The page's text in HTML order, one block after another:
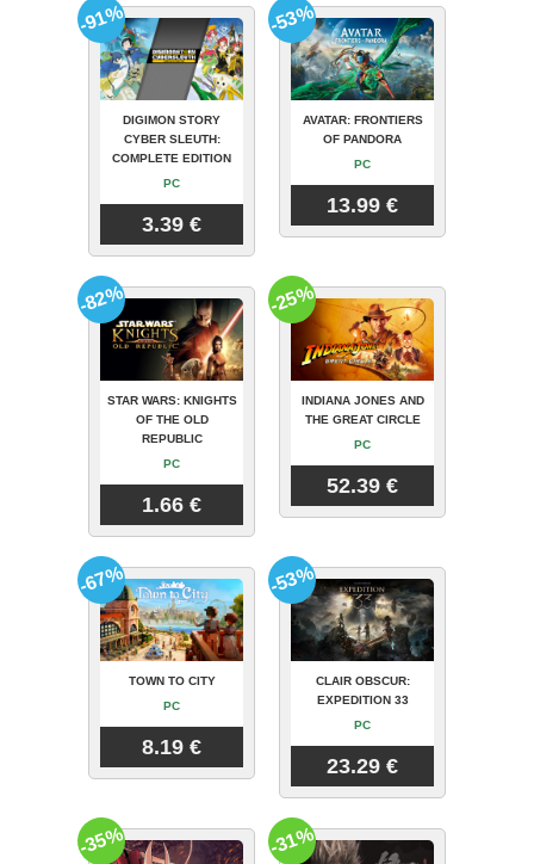
DIGIMON STORY
CYBER SLEUTH:
COMPLETE EDITION
PC
3.39 €
-91%
AVATAR: FRONTIERS
OF PANDORA
PC
13.99 €
-53%
STAR WARS: KNIGHTS
OF THE OLD
REPUBLIC
PC
1.66 €
-82%
INDIANA JONES AND
THE GREAT CIRCLE
PC
52.39 €
-25%
TOWN TO CITY
PC
8.19 €
-67%
CLAIR OBSCUR:
EXPEDITION 33
PC
23.29 €
-53%
-35% -31%